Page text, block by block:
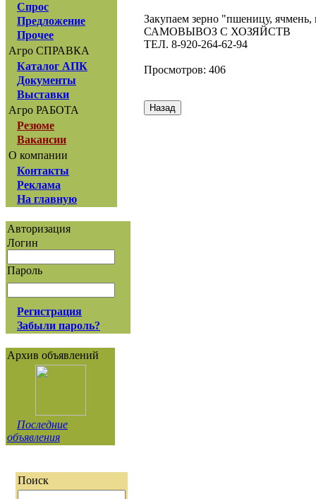
Спрос
Предложение
Прочее
Агро СПРАВКА
Каталог АПК
Документы
Выставки
Агро РАБОТА
Резюме
Вакансии
О компании
Контакты
Реклама
На главную
Авторизация
Логин
Пароль
Регистрация
Забыли пароль?
Архив объявлений
Последние
объявления
Поиск
Закупаем зерно "пшеницу, ячмень,
САМОВЫВОЗ С ХОЗЯЙСТВ
ТЕЛ. 8-920-264-62-94
Просмотров: 406